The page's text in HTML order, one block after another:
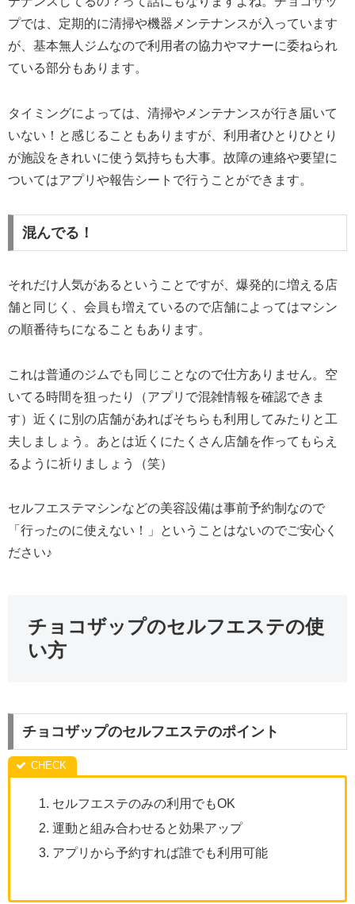
プでは、定期的に清掃や機器メンテナンスが入っています
が、基本無人ジムなので利用者の協力やマナーに委ねられ
ている部分もあります。
タイミングによっては、清掃やメンテナンスが行き届いて
いない！と感じることもありますが、利用者ひとりひとり
が施設をきれいに使う気持ちも大事。故障の連絡や要望に
ついてはアプリや報告シートで行うことができます。
混んでる！
それだけ人気があるということですが、爆発的に増える店
舗と同じく、会員も増えているので店舗によってはマシン
の順番待ちになることもあります。
これは普通のジムでも同じことなので仕方ありません。空
いてる時間を狙ったり（アプリで混雑情報を確認できま
す）近くに別の店舗があればそちらも利用してみたりと工
夫しましょう。あとは近くにたくさん店舗を作ってもらえ
るように祈りましょう（笑）
セルフエステマシンなどの美容設備は事前予約制なので
「行ったのに使えない！」ということはないのでご安心く
ださい♪
チョコザップのセルフエステの使
い方
チョコザップのセルフエステのポイント
セルフエステのみの利用でもOK
運動と組み合わせると効果アップ
アプリから予約すれば誰でも利用可能